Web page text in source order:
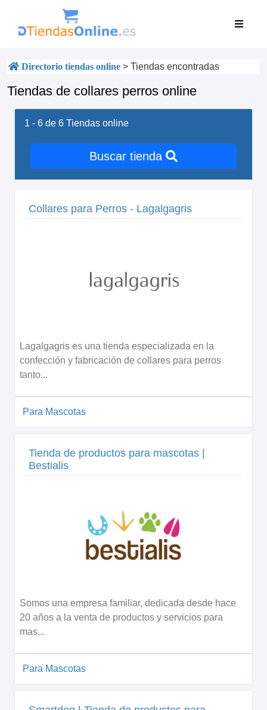
Directorio tiendas online > Tiendas encontradas
Tiendas de collares perros online
1 - 6 de 6 Tiendas online
Buscar tienda
Collares para Perros - Lagalgagris
Lagalgagris es una tienda especializada en la
confección y fabricación de collares para perros
tanto...
Para Mascotas
Tienda de productos para mascotas |
Bestialis
Somos una empresa familiar, dedicada desde hace
20 años a la venta de productos y servicios para
mas...
Para Mascotas